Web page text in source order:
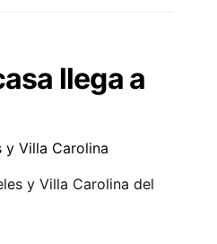
llega a
y Villa Carolina del